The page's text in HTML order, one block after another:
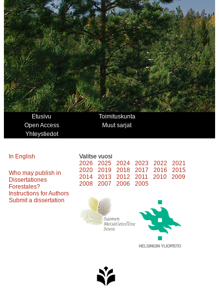
Etusivu
Toimituskunta
Open Access
Muut sarjat
Yhteystiedot
In English
Who may publish in
Dissertationes
Forestales?
Instructions for Authors
Submit a dissertation
Valitse vuosi
2026
2025 2024 2023 2022
2021
2020
2019 2018 2017 2016
2015
2014
2013 2012 2011 2010
2009
2008
2007 2006 2005